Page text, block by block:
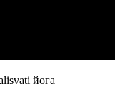
йога